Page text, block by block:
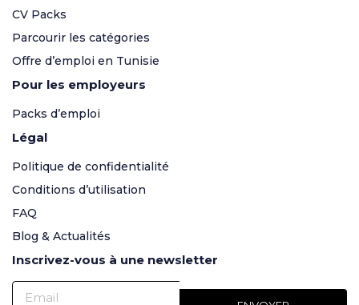
CV Packs
Parcourir les catégories
Offre d’emploi en Tunisie
Pour les employeurs
Packs d’emploi
Légal
Politique de confidentialité
Conditions d’utilisation
FAQ
Blog & Actualités
Inscrivez-vous à une newsletter